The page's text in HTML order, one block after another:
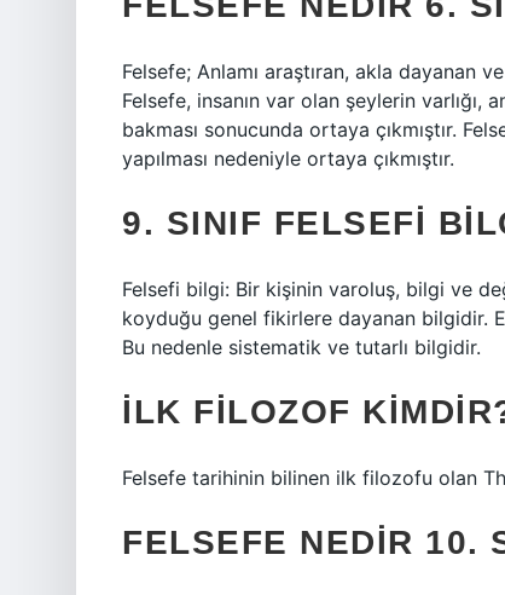
Felsefe; Anlamı araştıran, akla dayanan
Felsefe, insanın var olan şeylerin varlığı,
bakması sonucunda ortaya çıkmıştır.
yapılması nedeniyle ortaya çıkmıştır.
9. SINIF FELSEFI
Felsefi bilgi: Bir kişinin varoluş, bilgi ve
koyduğu genel fikirlere dayanan bilgidir.
Bu nedenle sistematik ve tutarlı bilgidir.
İLK FILOZOF
Felsefe tarihinin bilinen ilk filozofu olan
FELSEFE NEDIR 10.